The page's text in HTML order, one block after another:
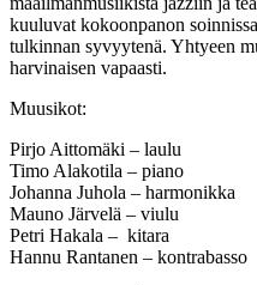
kuuluvat kokoonpanon
tulkinnan syvyytenä. Yhtyeen
harvinaisen vapaasti.
Muusikot:
Pirjo Aittomäki – laulu
Timo Alakotila – piano
Johanna Juhola – harmonikka
Mauno Järvelä – viulu
Petri Hakala – kitara
Hannu Rantanen – kontrabasso